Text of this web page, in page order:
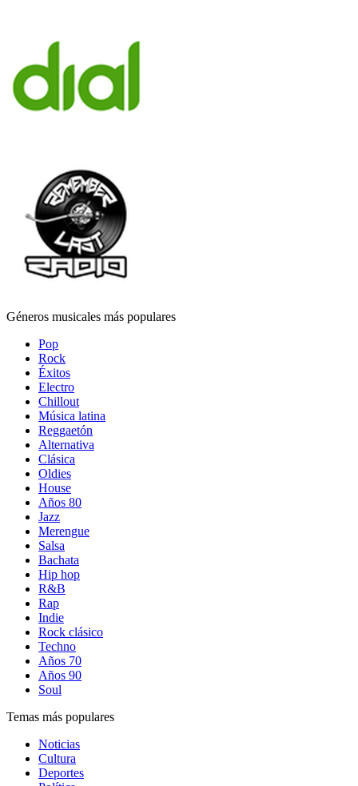
Géneros musicales más populares
Pop
Rock
Éxitos
Electro
Chillout
Música latina
Reggaetón
Alternativa
Clásica
Oldies
House
Años 80
Jazz
Merengue
Salsa
Bachata
Hip hop
R&B
Rap
Indie
Rock clásico
Techno
Años 70
Años 90
Soul
Temas más populares
Noticias
Cultura
Deportes